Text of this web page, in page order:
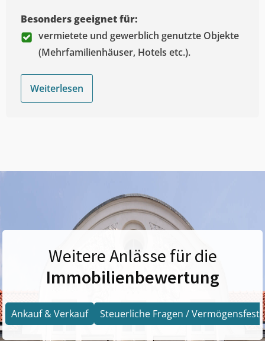
Besonders geeignet für:
vermietete und gewerblich genutzte Objekte
(Mehrfamilienhäuser, Hotels etc.).
Weiterlesen
Weitere Anlässe für die
Immobilienbewertung
Ankauf & Verkauf Steuerliche Fragen /